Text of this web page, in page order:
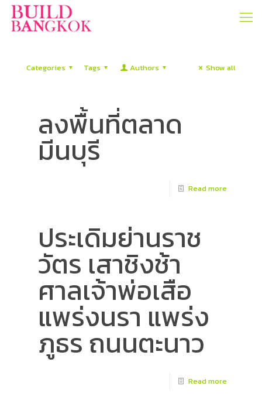
Categories Tags Authors Show all
ลงพื้นที่ตลาด
มีนบุรี
Read more
ประเดิมย่านราช
วัตร เสาชิงช้า
ศาลเจ้าพ่อเสือ
แพร่งนรา แพร่ง
ภูธร ถนนตะนาว
Read more